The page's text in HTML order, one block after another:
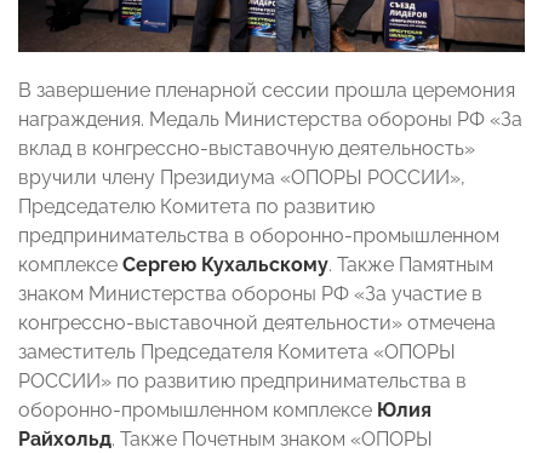
В завершение пленарной сессии прошла церемония
награждения. Медаль Министерства обороны РФ «За
вклад в конгрессно-выставочную деятельность»
вручили члену Президиума «ОПОРЫ РОССИИ»,
Председателю Комитета по развитию
предпринимательства в оборонно-промышленном
комплексе Сергею Кухальскому. Также Памятным
знаком Министерства обороны РФ «За участие в
конгрессно-выставочной деятельности» отмечена
заместитель Председателя Комитета «ОПОРЫ
РОССИИ» по развитию предпринимательства в
оборонно-промышленном комплексе Юлия
Райхольд. Также Почетным знаком «ОПОРЫ